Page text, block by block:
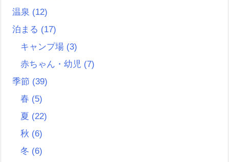
温泉 (12)
泊まる (17)
キャンプ場 (3)
赤ちゃん・幼児 (7)
季節 (39)
春 (5)
夏 (22)
秋 (6)
冬 (6)